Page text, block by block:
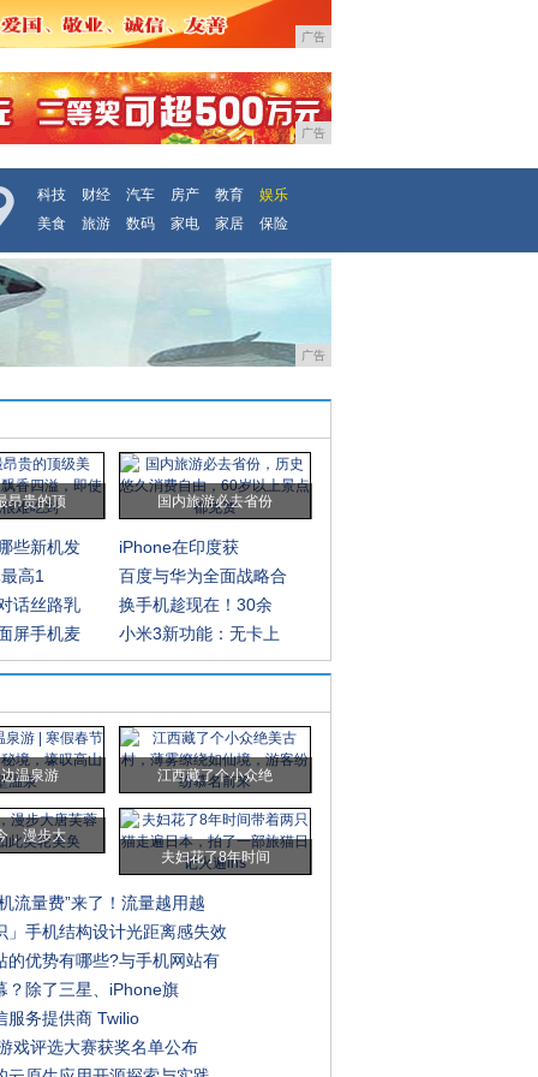
广告
广告
科技 财经 汽车 房产 教育
娱乐
美食
旅游 数码 家电 家居 保险
广告
昂贵的顶 国内旅游必去省份
些新机发
iPhone在印度获
高1
百度与华为全面战略合
话丝路乳
换手机趁现在！30余
屏手机麦
小米3新功能：无卡上
温泉游 江西藏了个小众绝
，漫步大
夫妇花了8年时间
流量费”来了！流量越用越
」手机结构设计光距离感失效
的优势有哪些?与手机网站有
？除了三星、iPhone旗
服务提供商 Twilio
戏评选大赛获奖名单公布